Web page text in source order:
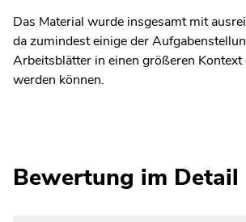
Das Material wurde insgesamt mit
da zumindest einige der
Arbeitsblätter in einen größeren Kontext
werden können.
Bewertung im Detail